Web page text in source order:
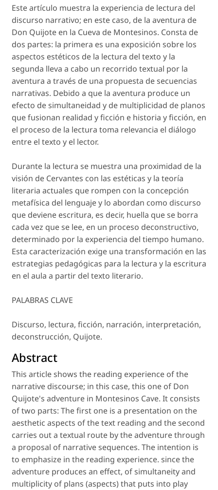
Este artículo muestra la experiencia de lectura del
discurso narrativo; en este caso, de la aventura de
Don Quijote en la Cueva de Montesinos. Consta de
dos partes: la primera es una exposición sobre los
aspectos estéticos de la lectura del texto y la
segunda lleva a cabo un recorrido textual por la
aventura a través de una propuesta de secuencias
narrativas. Debido a que la aventura produce un
efecto de simultaneidad y de multiplicidad de planos
que fusionan realidad y ficción e historia y ficción, en
el proceso de la lectura toma relevancia el diálogo
entre el texto y el lector.
Durante la lectura se muestra una proximidad de la
visión de Cervantes con las estéticas y la teoría
literaria actuales que rompen con la concepción
metafísica del lenguaje y lo abordan como discurso
que deviene escritura, es decir, huella que se borra
cada vez que se lee, en un proceso deconstructivo,
determinado por la experiencia del tiempo humano.
Esta caracterización exige una transformación en las
estrategias pedagógicas para la lectura y la escritura
en el aula a partir del texto literario.
PALABRAS CLAVE
Discurso, lectura, ficción, narración, interpretación,
deconstrucción, Quijote.
Abstract
This article shows the reading experience of the
narrative discourse; in this case, this one of Don
Quijote's adventure in Montesinos Cave. It consists
of two parts: The first one is a presentation on the
aesthetic aspects of the text reading and the second
carries out a textual route by the adventure through
a proposal of narrative sequences. The intention is
to emphasize in the reading experience. since the
adventure produces an effect, of simultaneity and
multiplicity of plans (aspects) that puts into play